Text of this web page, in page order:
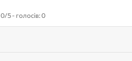
0/5 - голосів: 0